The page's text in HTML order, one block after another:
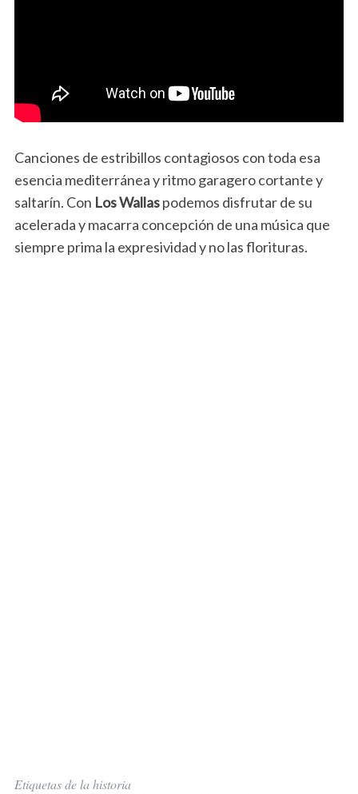
Canciones de estribillos contagiosos con toda esa
esencia mediterránea y ritmo garagero cortante y
saltarín. Con Los Wallaspodemos disfrutar de su
acelerada y macarra concepción de una música que
siempre prima la expresividad y no las florituras.
Etiquetas de la historia